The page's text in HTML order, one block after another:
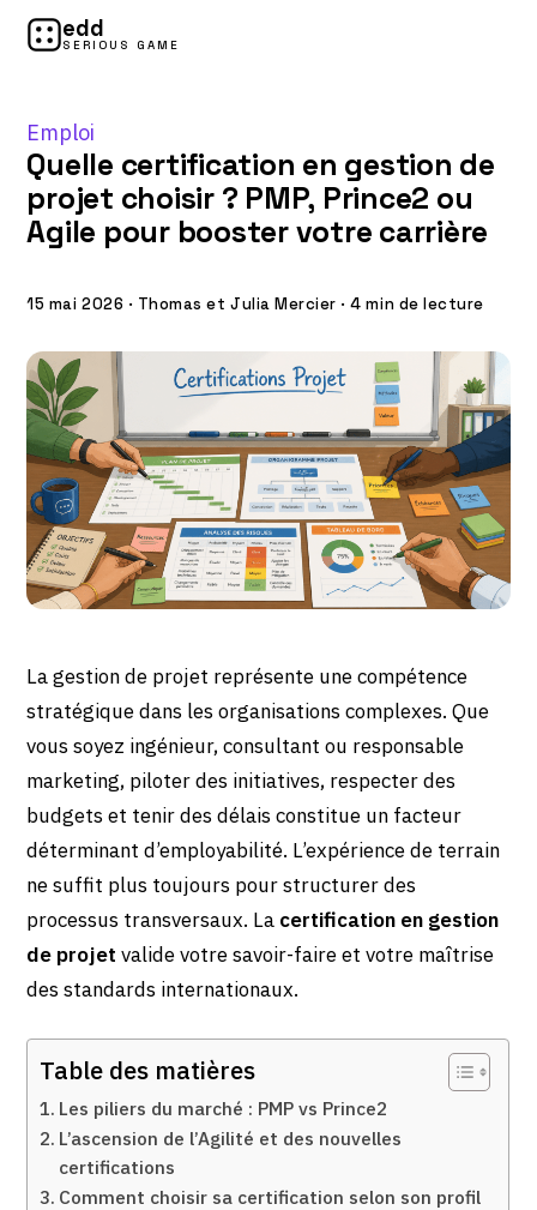
edd
SERIOUS GAME
Emploi
Quelle certification en gestion de
projet choisir ? PMP, Prince2 ou
Agile pour booster votre carrière
15 mai 2026 · Thomas et Julia Mercier · 4 min de lecture
La gestion de projet représente une compétence
stratégique dans les organisations complexes. Que
vous soyez ingénieur, consultant ou responsable
marketing, piloter des initiatives, respecter des
budgets et tenir des délais constitue un facteur
déterminant d’employabilité. L’expérience de terrain
ne suffit plus toujours pour structurer des
processus transversaux. La certification en gestion
de projet valide votre savoir-faire et votre maîtrise
des standards internationaux.
Table des matières
Les piliers du marché : PMP vs Prince2
L’ascension de l’Agilité et des nouvelles
certifications
Comment choisir sa certification selon son profil